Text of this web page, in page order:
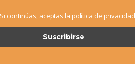
Si continúas, aceptas la política de privacidad